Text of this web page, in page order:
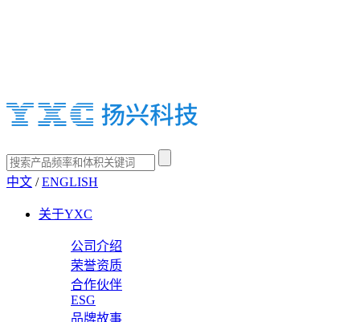
中文 /ENGLISH
关于YXC
公司介绍
荣誉资质
合作伙伴
ESG
品牌故事